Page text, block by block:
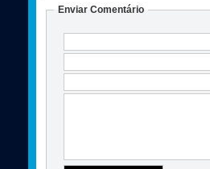
Enviar Comentário